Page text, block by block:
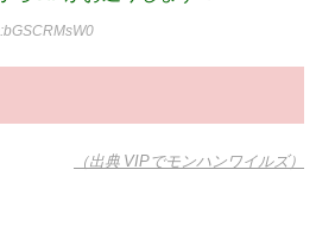
（出典 VIPでモンハンワイルズ）